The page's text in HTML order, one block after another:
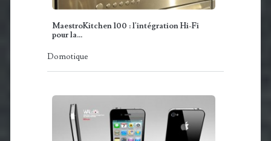
MaestroKitchen 100 : l'intégration Hi-Fi
pour la…
Domotique